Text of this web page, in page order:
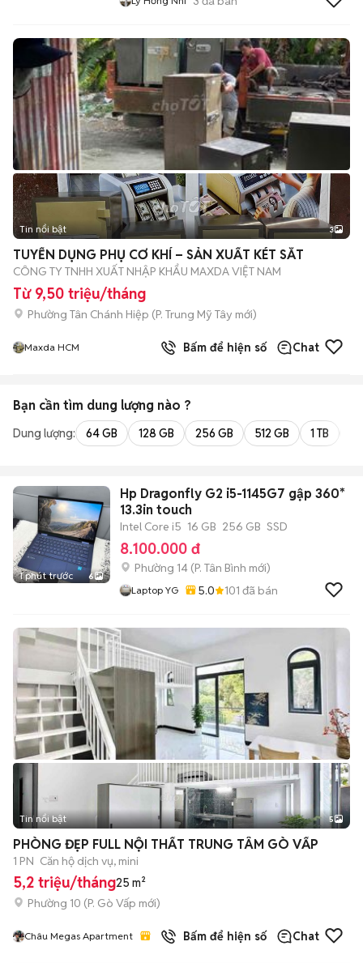
Tin nổi bật 3
TUYỂN DỤNG PHỤ CƠ KHÍ – SẢN XUẤT KÉT SẮT
CÔNG TY TNHH XUẤT NHẬP KHẨU MAXDA VIỆT NAM
Từ 9,50 triệu/tháng
Phường Tân Chánh Hiệp (P. Trung Mỹ Tây mới)
Maxda HCM Bấm để hiện số Chat
Bạn cần tìm dung lượng nào ?
Dung lượng: 64 GB 128 GB 256 GB 512 GB 1 TB
1 phút trước 6
Hp Dragonfly G2 i5-1145G7 gập 360*
13.3in touch
Intel Core i5 16 GB 256 GB SSD
8.100.000 đ
Phường 14 (P. Tân Bình mới)
Laptop YG 5.0 101 đã bán
Tin nổi bật 5
PHÒNG ĐẸP FULL NỘI THẤT TRUNG TÂM GÒ VẤP
1 PN Căn hộ dịch vụ, mini
5,2 triệu/tháng25 m²
Phường 10 (P. Gò Vấp mới)
Châu Megas Apartment Bấm để hiện số Chat